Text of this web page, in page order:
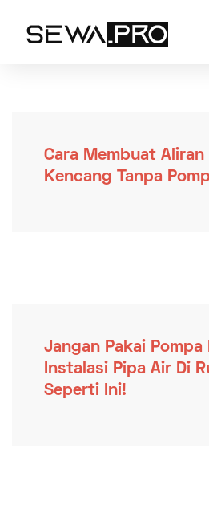
Cara Membuat Aliran
Kencang Tanpa
Jangan Pakai
Instalasi Pipa Air Di
Seperti Ini!